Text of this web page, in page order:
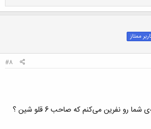
کلیک کنید تا باز شود...
ممتاز
#8
می‌دونین من یکی همه‌ی شما رو نفرین می‌کنم که صاحب 6 قلو شین ؟